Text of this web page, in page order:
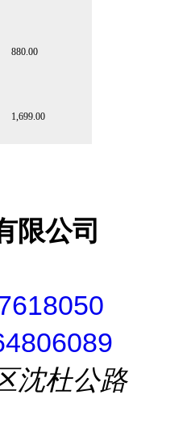
880.00
1,699.00
限公司
沈杜公路